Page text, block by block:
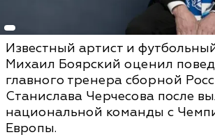
Известный артист и
Михаил Боярский оценил
главного тренера сборной
Станислава Черчесова после
национальной команды с
Европы.